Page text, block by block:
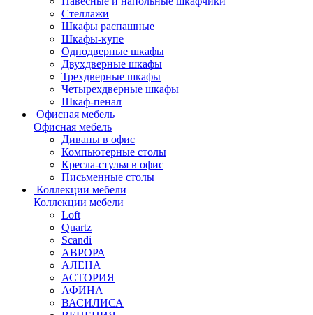
Стеллажи
Шкафы распашные
Шкафы-купе
Однодверные шкафы
Двухдверные шкафы
Трехдверные шкафы
Четырехдверные шкафы
Шкаф-пенал
Офисная мебель
Офисная мебель
Диваны в офис
Компьютерные столы
Кресла-стулья в офис
Письменные столы
Коллекции мебели
Коллекции мебели
Loft
Quartz
Scandi
АВРОРА
АЛЕНА
АСТОРИЯ
АФИНА
ВАСИЛИСА